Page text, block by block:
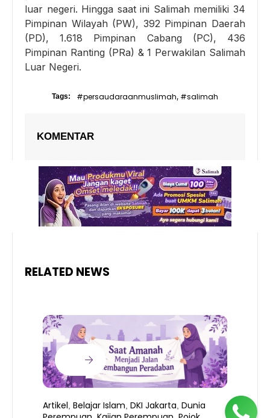
luar negeri. Hingga saat ini Salimah memiliki 34
Pimpinan Wilayah (PW), 392 Pimpinan Daerah
(PD), 1.618 Pimpinan Cabang (PC), 436
Pimpinan Ranting (PRa) & 1 Perwakilan Salimah
Luar Negeri.
Tags: #persaudaraanmuslimah, #salimah
KOMENTAR
RELATED NEWS
Artikel, Belajar Islam, DKI Jakarta, Dunia